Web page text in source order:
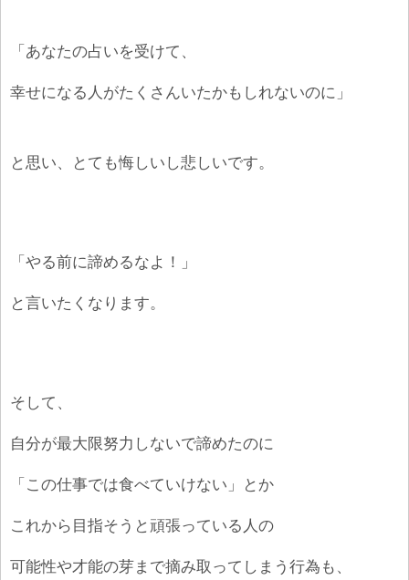
「あなたの占いを受けて、
幸せになる人がたくさんいたかもしれないのに」
と思い、とても悔しいし悲しいです。
「やる前に諦めるなよ！」
と言いたくなります。
そして、
自分が最大限努力しないで諦めたのに
「この仕事では食べていけない」とか
これから目指そうと頑張っている人の
可能性や才能の芽まで摘み取ってしまう行為も、